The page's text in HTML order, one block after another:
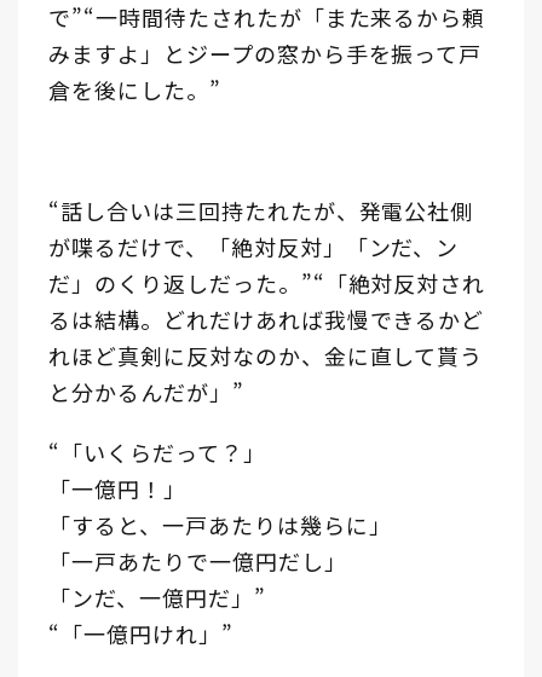
で”“一時間待たされたが「また来るから頼
みますよ」とジープの窓から手を振って戸
倉を後にした。”
“話し合いは三回持たれたが、発電公社側
が喋るだけで、「絶対反対」「ンだ、ン
だ」のくり返しだった。”“「絶対反対され
るは結構。どれだけあれば我慢できるかど
れほど真剣に反対なのか、金に直して貰う
と分かるんだが」”
“「いくらだって？」
「一億円！」
「すると、一戸あたりは幾らに」
「一戸あたりで一億円だし」
「ンだ、一億円だ」”
“「一億円けれ」”